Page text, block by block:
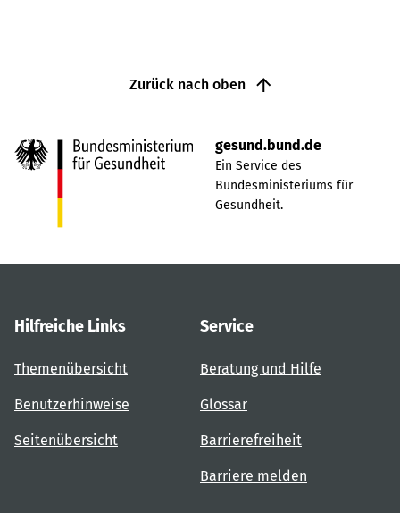
Zurück nach oben
gesund.bund.de
Ein Service des
Bundesministeriums für
Gesundheit.
Hilfreiche Links
Themenübersicht
Benutzerhinweise
Seitenübersicht
Service
Beratung und Hilfe
Glossar
Barrierefreiheit
Barriere melden